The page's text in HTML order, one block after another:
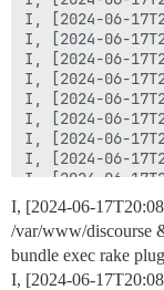
I, [2024-06-
/var/www/discourse
bundle exec rake
I, [2024-06-